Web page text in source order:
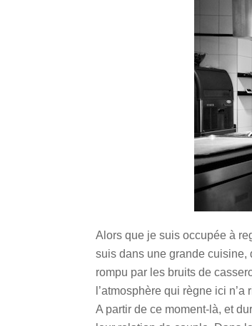
Alors que je suis occupée à
suis dans une grande cuisine,
rompu par les bruits de
l’atmosphère qui règne ici
A partir de ce moment-là, et